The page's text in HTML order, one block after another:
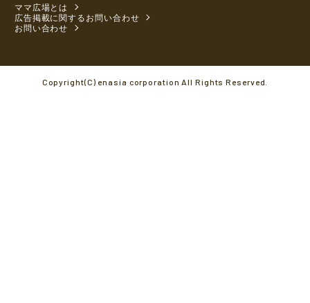
ママ広場とは
広告掲載に関するお問い合わせ
お問い合わせ
Copyright(C) enasia corporation All Rights Reserved.